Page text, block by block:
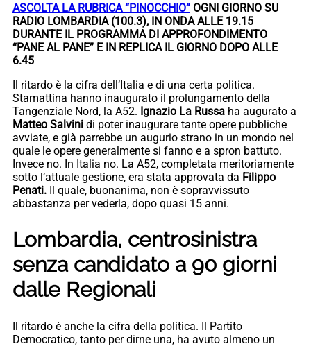
ASCOLTA LA RUBRICA “PINOCCHIO” OGNI GIORNO SU
RADIO LOMBARDIA (100.3), IN ONDA ALLE 19.15
DURANTE IL PROGRAMMA DI APPROFONDIMENTO
“PANE AL PANE” E IN REPLICA IL GIORNO DOPO ALLE
6.45
Il ritardo è la cifra dell’Italia e di una certa politica.
Stamattina hanno inaugurato il prolungamento della
Tangenziale Nord, la A52. Ignazio La Russa ha augurato a
Matteo Salvini di poter inaugurare tante opere pubbliche
avviate, e già parrebbe un augurio strano in un mondo nel
quale le opere generalmente si fanno e a spron battuto.
Invece no. In Italia no. La A52, completata meritoriamente
sotto l’attuale gestione, era stata approvata da Filippo
Penati. Il quale, buonanima, non è sopravvissuto
abbastanza per vederla, dopo quasi 15 anni.
Lombardia, centrosinistra
senza candidato a 90 giorni
dalle Regionali
Il ritardo è anche la cifra della politica. Il Partito
Democratico, tanto per dirne una, ha avuto almeno un